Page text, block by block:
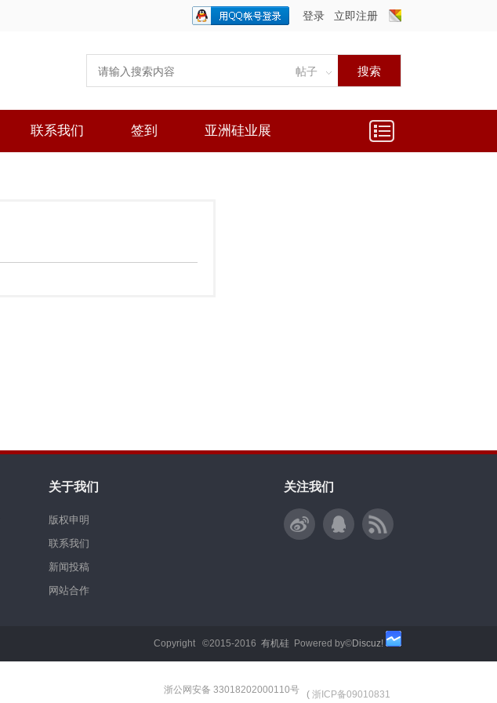
登录
立即注册
帖子 搜索
联系我们 签到 亚洲硅业展
关于我们
版权申明
联系我们
新闻投稿
网站合作
关注我们
Copyright ©2015-2016 有机硅 Powered by©Discuz!
浙公网安备 33018202000110号 ( 浙ICP备09010831